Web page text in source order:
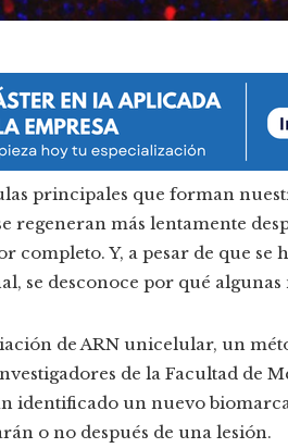
principales que forman
regeneran más lentamente
completo. Y, a pesar de que
se desconoce por qué
de ARN unicelular, un
de la Facultad de
identificado un nuevo
o no después de una lesión.